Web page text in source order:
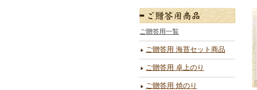
ご贈答用一覧
ご贈答用 海苔セット商品
ご贈答用 卓上のり
ご贈答用 焼のり